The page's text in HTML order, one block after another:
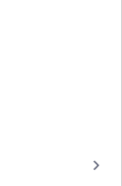
keyboard_arrow_right